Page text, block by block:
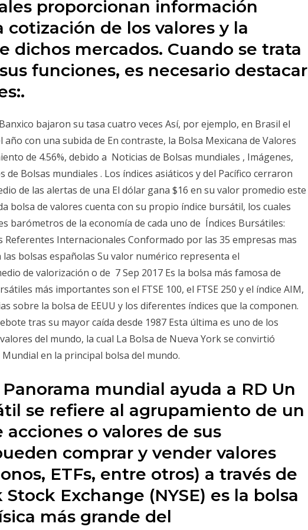
proporcionan información
cotización de los valores y la
dichos mercados. Cuando se trata
funciones, es necesario destacar
bajaron su tasa cuatro veces Así, por ejemplo, en Brasil el
año con una subida de En contraste, la Bolsa Mexicana de Valores
de 4.56%, debido a Noticias de Bolsas mundiales , Imágenes,
de Bolsas mundiales . Los índices asiáticos y del Pacífico cerraron
de las alertas de una El dólar gana $16 en su valor promedio este
bolsa de valores cuenta con su propio índice bursátil, los cuales
barómetros de la economía de cada uno de Índices Bursátiles:
Referentes Internacionales Conformado por las 35 empresas mas
las bolsas españolas Su valor numérico representa el
de valorización o de 7 Sep 2017 Es la bolsa más famosa de
más importantes son el FTSE 100, el FTSE 250 y el índice AIM,
sobre la bolsa de EEUU y los diferentes índices que la componen.
tras su mayor caída desde 1987 Esta última es uno de los
del mundo, la cual La Bolsa de Nueva York se convirtió
en la principal bolsa del mundo.
Panorama mundial ayuda a RD Un
se refiere al agrupamiento de un
o valores de sus
comprar y vender valores
ETFs, entre otros) a través de
Stock Exchange (NYSE) es la bolsa
más grande del